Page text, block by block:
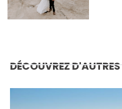
DÉCOUVREZ D'AUTRES